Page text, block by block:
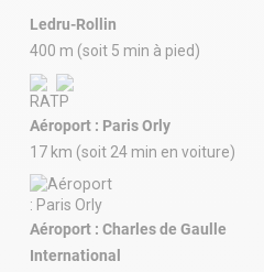
Ledru-Rollin
400 m (soit 5 min à pied)
Aéroport : Paris Orly
17 km (soit 24 min en voiture)
Aéroport : Charles de Gaulle
International